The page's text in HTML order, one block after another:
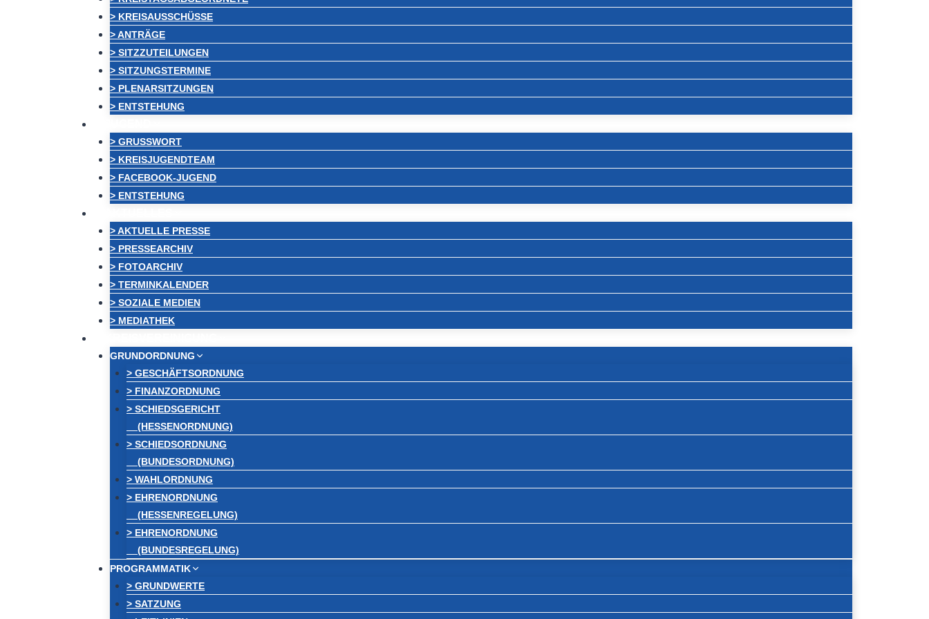
> KREISAUSSCHÜSSE
> ANTRÄGE
> SITZZUTEILUNGEN
> SITZUNGSTERMINE
> PLENARSITZUNGEN
> ENTSTEHUNG
> GRUSSWORT
> KREISJUGENDTEAM
> FACEBOOK-JUGEND
> ENTSTEHUNG
> AKTUELLE PRESSE
> PRESSEARCHIV
> FOTOARCHIV
> TERMINKALENDER
> SOZIALE MEDIEN
> MEDIATHEK
GRUNDORDNUNG
> GESCHÄFTSORDNUNG
> FINANZORDNUNG
> SCHIEDSGERICHT
(HESSENORDNUNG)
> SCHIEDSORDNUNG
(BUNDESORDNUNG)
> WAHLORDNUNG
> EHRENORDNUNG
(HESSENREGELUNG)
> EHRENORDNUNG
(BUNDESREGELUNG)
PROGRAMMATIK
> GRUNDWERTE
> SATZUNG